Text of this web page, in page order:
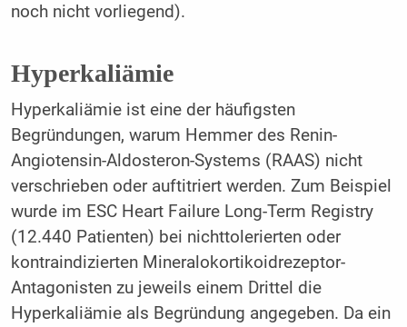
noch nicht vorliegend).
Hyperkaliämie
Hyperkaliämie ist eine der häufigsten
Begründungen, warum Hemmer des Renin-
Angiotensin-Aldosteron-Systems (RAAS) nicht
verschrieben oder auftitriert werden. Zum Beispiel
wur­de im ESC Heart Failure Long-Term Registry
(12.440 Patien­ten) bei nichttolerierten oder
kontraindizierten Mineralokor­tikoidrezeptor-
Antagonisten zu jeweils einem Drittel die
Hyperkaliämie als Begründung angegeben. Da ein